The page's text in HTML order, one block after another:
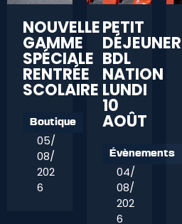
NOUVELLE
GAMME
SPÉCIALE
RENTRÉE
SCOLAIRE
Boutique
05/
08/
202
6
PETIT
DÉJEUNER
BDL
NATION
LUNDI
10
AOÛT
Évènements
04/
08/
202
6